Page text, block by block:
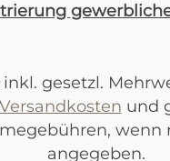
gesetzl.
Versandkosten und
wenn
angegeben.